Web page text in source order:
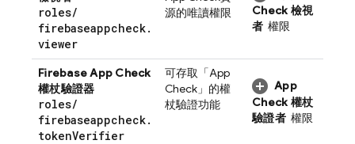
roles/
firebaseappcheck.
viewer
源的唯讀權限
Check 檢視
者 權限
Firebase App Check
權杖驗證器
roles/
firebaseappcheck.
tokenVerifier
可存取「App
Check 」的權
杖驗證功能
App
Check 權杖
驗證者權限